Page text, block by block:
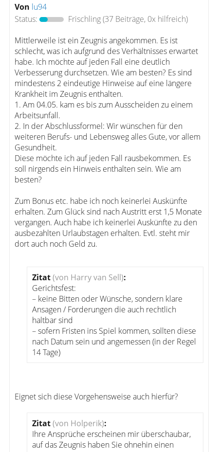
Von lu94
Status:
Frischling(37 Beiträge, 0x hilfreich)
Mittlerweile ist ein Zeugnis angekommen. Es ist
schlecht, was ich aufgrund des Verhältnisses erwartet
habe. Ich möchte auf jeden Fall eine deutlich
Verbesserung durchsetzen. Wie am besten? Es sind
mindestens 2 eindeutige Hinweise auf eine längere
Krankheit im Zeugnis enthalten.
1. Am 04.05. kam es bis zum Ausscheiden zu einem
Arbeitsunfall.
2. In der Abschlussformel: Wir wünschen für den
weiteren Berufs- und Lebensweg alles Gute, vor allem
Gesundheit.
Diese möchte ich auf jeden Fall rausbekommen. Es
soll nirgends ein Hinweis enthalten sein. Wie am
besten?
Zum Bonus etc. habe ich noch keinerlei Auskünfte
erhalten. Zum Glück sind nach Austritt erst 1,5 Monate
vergangen. Auch habe ich keinerlei Auskünfte zu den
ausbezahlten Urlaubstagen erhalten. Evtl. steht mir
dort auch noch Geld zu.
Zitat(von Harry van Sell):
Gerichtsfest:
– keine Bitten oder Wünsche, sondern klare
Ansagen / Forderungen die auch rechtlich
haltbar sind
– sofern Fristen ins Spiel kommen, sollten diese
nach Datum sein und angemessen (in der Regel
14 Tage)
Eignet sich diese Vorgehensweise auch hierfür?
Zitat(von Holperik):
Ihre Ansprüche erscheinen mir überschaubar,
auf das Zeugnis haben Sie ohnehin einen